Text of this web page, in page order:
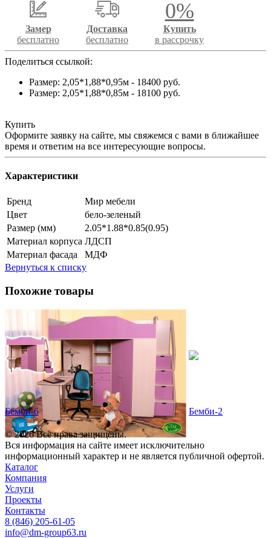
Замер
бесплатно
Доставка
бесплатно
0%
Купить
в рассрочку
Поделиться ссылкой:
Размер: 2,05*1,88*0,95м - 18400 руб.
Размер: 2,05*1,88*0,85м - 18100 руб.
Купить
Оформите заявку на сайте, мы свяжемся с вами в ближайшее
время и ответим на все интересующие вопросы.
Характеристики
Бренд
Мир мебели
Цвет
бело-зеленый
Размер (мм)
2.05*1.88*0.85(0.95)
Материал корпуса ЛДСП
Материал фасада
МДФ
Вернуться к списку
Похожие товары
Бемби-6 Бемби-2
© 2026 Все права защищены.
Вся информация на сайте имеет исключительно
информационный характер и не является публичной офертой.
Каталог
Компания
Услуги
Проекты
Контакты
8 (846) 205-61-05
info@dm-group63.ru